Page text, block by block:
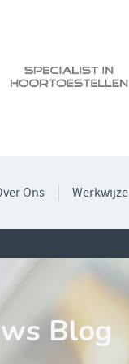
Ons Werkwijze
Blog